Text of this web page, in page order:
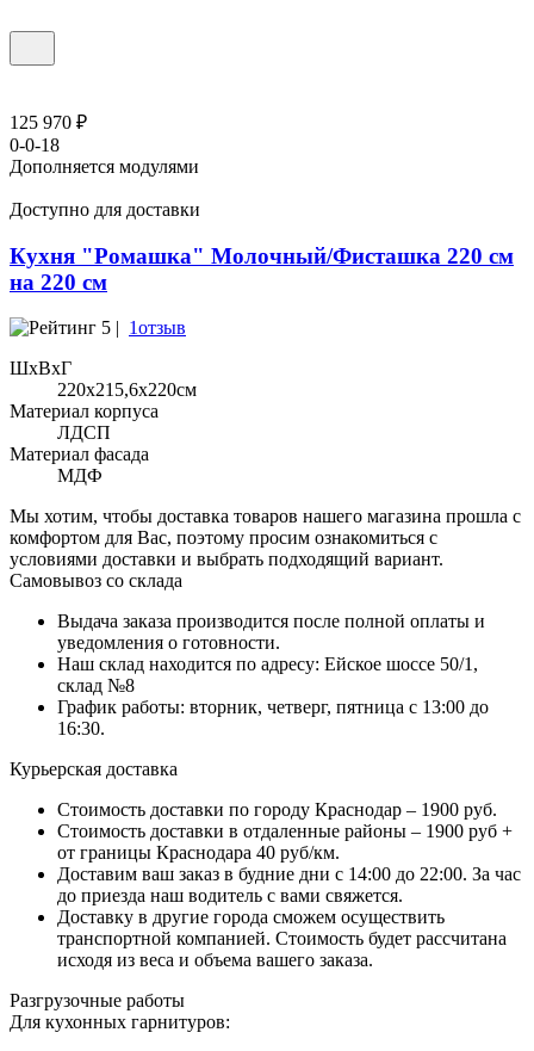
125 970 ₽
0-0-18
Дополняется модулями
Доступно для доставки
Кухня "Ромашка" Молочный/Фисташка 220 см
на 220 см
5 | 1отзыв
ШхВхГ
220x215,6х220см
Материал корпуса
ЛДСП
Материал фасада
МДФ
Мы хотим, чтобы доставка товаров нашего магазина прошла с
комфортом для Вас, поэтому просим ознакомиться с
условиями доставки и выбрать подходящий вариант.
Самовывоз со склада
Выдача заказа производится после полной оплаты и
уведомления о готовности.
Наш склад находится по адресу: Ейское шоссе 50/1,
склад №8
График работы: вторник, четверг, пятница с 13:00 до
16:30.
Курьерская доставка
Стоимость доставки по городу Краснодар – 1900 руб.
Стоимость доставки в отдаленные районы – 1900 руб +
от границы Краснодара 40 руб/км.
Доставим ваш заказ в будние дни с 14:00 до 22:00. За час
до приезда наш водитель с вами свяжется.
Доставку в другие города сможем осуществить
транспортной компанией. Стоимость будет рассчитана
исходя из веса и объема вашего заказа.
Разгрузочные работы
Для кухонных гарнитуров: